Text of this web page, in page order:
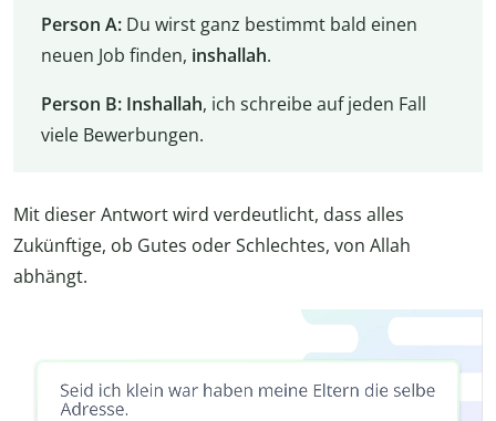
Person A:Du wirst ganz bestimmt bald einen
neuen Job finden, inshallah.
Person B: Inshallah, ich schreibe auf jeden Fall
viele Bewerbungen.
Mit dieser Antwort wird verdeutlicht, dass alles
Zukünftige, ob Gutes oder Schlechtes, von Allah
abhängt.